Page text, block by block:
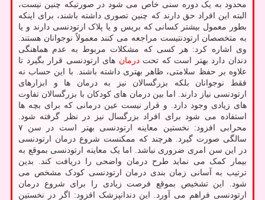
محدود به یک دوره سنی خاص می شود در صورتیکه چنین نیست،
البته این افراد حق دارند که چنین تصوری داشته باشند، برای اینکه
بطور معمول بیشتر کسانی که بریس و یا پلاک ارتودنسی دارند و یا
به متخصصان ارتودنتیست مراجعه می کنند معمولاً نوجوانان هستند.
وی اشاره کرد: هر کسی که مشکلات مربوط به عدم هماهنگی
دندان دارد بهتر است که تحتدرمان های ارتودنسی قرار بگیرد تا
علاوه بر حفظ سلامتی، ظاهر بهتری داشته باشند. با این حساب نه
فقط نوجوانان بلکه بزرگسالان نیز به درمان ها و ابزارهای
ارتودنسی نیاز دارند. اما بین درمان های کودکان با بزرگسالان تفاوت
های زیادی وجود دارد. و قرار نیست عین درمانی که برای بچه ها
استفاده می شود برای افراد بزرگسال نیز در نظر گرفته شود.
محرابی افزود: نخستین معاینه ارتودنسی بهتر است در سن ۷
سالگی صورت گیرد. هرچند که ممکنست شروع درمان ارتودنسی
در این سن امری ضروری نباشد. اما یک معاینه ارتودنسی بموقع به
بیمار کمک می نماید طرح درمان واضحی را دریافت کند. بدین
ترتیب به آسانی زمان بندی درمان ارتودنسی کودک مشخص می
شود. این تشخیص بموقع فرصت زیادی را برای شروع درمان
ارتودنسی فراهم می آورد. این دندانپزشک افزود: اگر در نخستین